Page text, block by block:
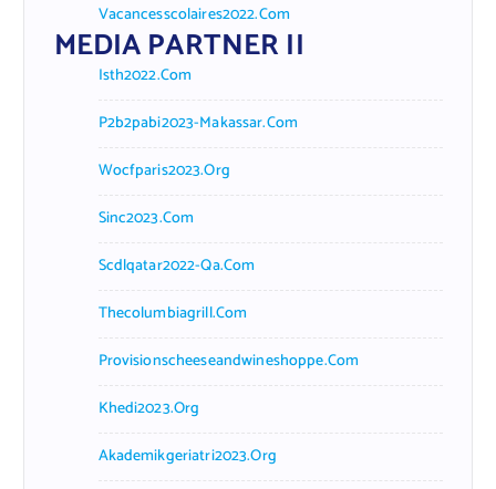
Vacancesscolaires2022.com
MEDIA PARTNER II
Isth2022.com
P2b2pabi2023-Makassar.com
Wocfparis2023.org
Sinc2023.com
Scdlqatar2022-Qa.com
Thecolumbiagrill.com
Provisionscheeseandwineshoppe.com
Khedi2023.org
Akademikgeriatri2023.org